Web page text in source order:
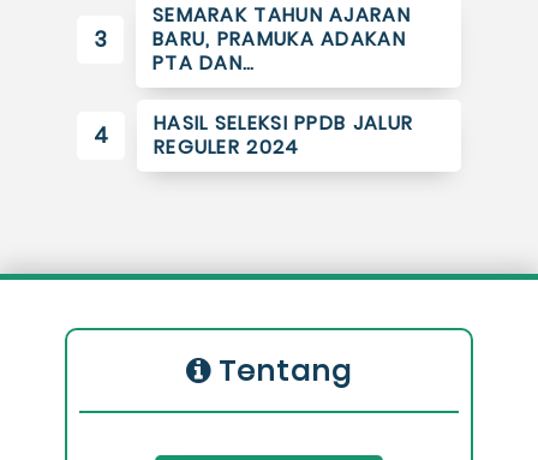
3
SEMARAK TAHUN AJARAN
BARU, PRAMUKA ADAKAN
PTA DAN…
4
HASIL SELEKSI PPDB JALUR
REGULER 2024
Tentang